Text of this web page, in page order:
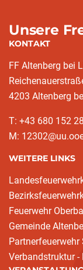
Unsere
KONTAKT
FF Altenberg bei
4203 Altenberg
T: +43 680 152
M:
WEITERE LINKS
Feuerwehr
Gemeinde
Partnerfeuerwehr
Verbandstruktur -